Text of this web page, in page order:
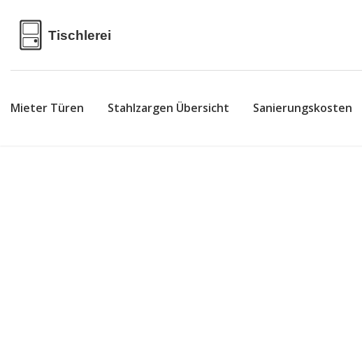
Mieter Türen Stahlzargen Übersicht Sanierungskosten